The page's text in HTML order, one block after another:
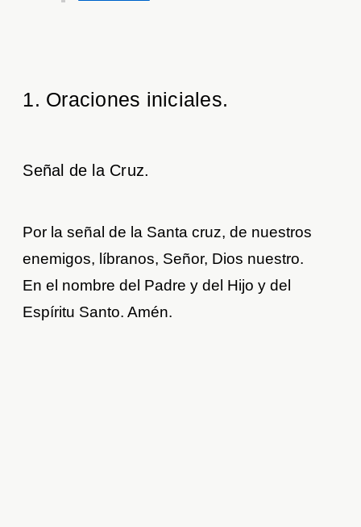
1. Oraciones iniciales.
Señal de la Cruz.
Por la señal de la Santa cruz, de nuestros
enemigos, líbranos, Señor, Dios nuestro.
En el nombre del Padre y del Hijo y del
Espíritu Santo. Amén.